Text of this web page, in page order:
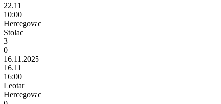
22.11
10:00
Hercegovac
Stolac
3
0
16.11.2025
16.11
16:00
Leotar
Hercegovac